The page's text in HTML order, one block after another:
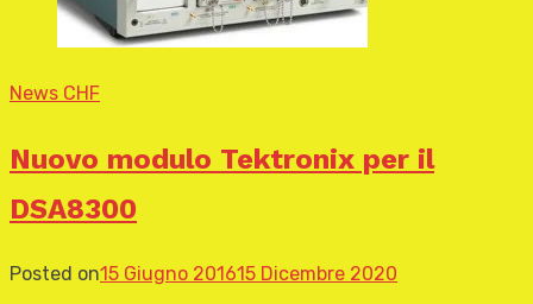
News CHF
Nuovo modulo Tektronix per il
DSA8300
Posted on15 Giugno 201615 Dicembre 2020